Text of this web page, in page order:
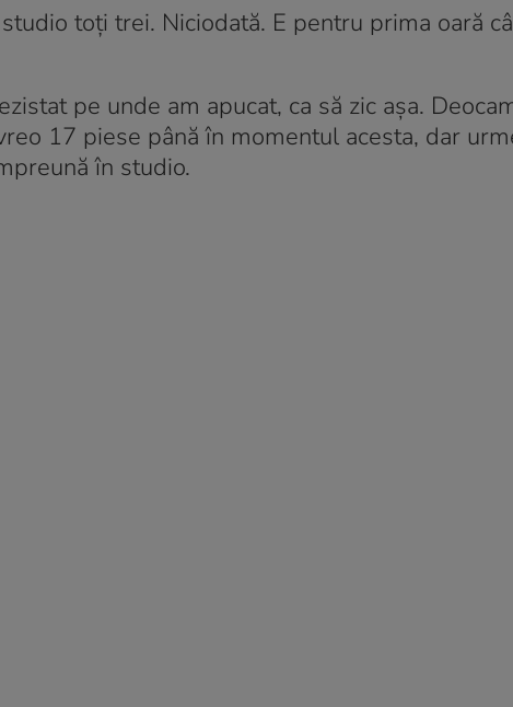
toți trei. Niciodată. E pentru prima oară
pe unde am apucat, ca să zic așa.
17 piese până în momentul acesta, dar
în studio.